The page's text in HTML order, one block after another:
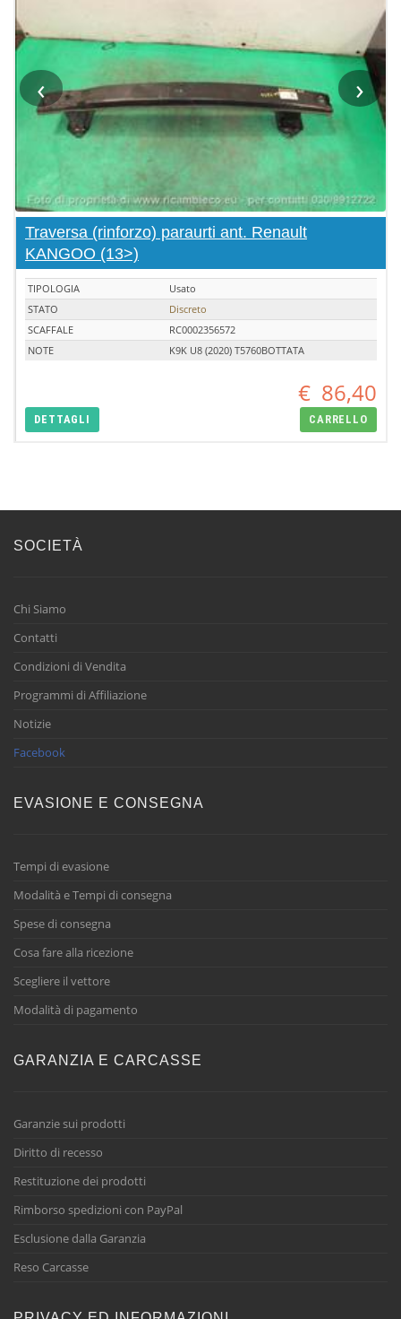
‹ ›
Traversa (rinforzo) paraurti ant. Renault
KANGOO (13>)
TIPOLOGIA
Usato
STATO
Discreto
SCAFFALE
RC0002356572
NOTE
K9K U8 (2020) T5760BOTTATA
€ 86,40
DETTAGLI CARRELLO
SOCIETÀ
Chi Siamo
Contatti
Condizioni di Vendita
Programmi di Affiliazione
Notizie
Facebook
EVASIONE E CONSEGNA
Tempi di evasione
Modalità e Tempi di consegna
Spese di consegna
Cosa fare alla ricezione
Scegliere il vettore
Modalità di pagamento
GARANZIA E CARCASSE
Garanzie sui prodotti
Diritto di recesso
Restituzione dei prodotti
Rimborso spedizioni con PayPal
Esclusione dalla Garanzia
Reso Carcasse